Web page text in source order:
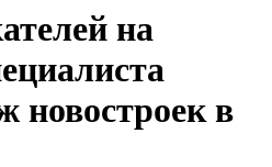
на
новостроек в